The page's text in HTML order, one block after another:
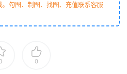
勾图、制图、找图、充值联系客服
0